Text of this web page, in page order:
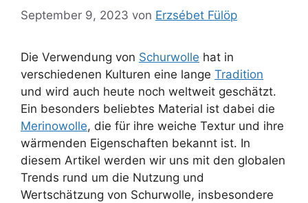
September 9, 2023 von Erzsébet Fülöp
Die Verwendung von Schurwolle hat in
verschiedenen Kulturen eine lange Tradition
und wird auch heute noch weltweit geschätzt.
Ein besonders beliebtes Material ist dabei die
Merinowolle, die für ihre weiche Textur und ihre
wärmenden Eigenschaften bekannt ist. In
diesem Artikel werden wir uns mit den globalen
Trends rund um die Nutzung und
Wertschätzung von Schurwolle, insbesondere